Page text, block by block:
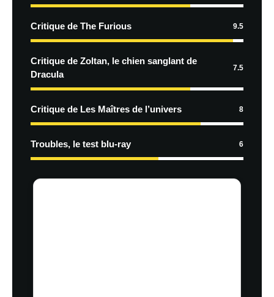
Critique de The Furious 9.5
Critique de Zoltan, le chien sanglant de
Dracula
7.5
Critique de Les Maîtres de l’univers 8
Troubles, le test blu-ray 6